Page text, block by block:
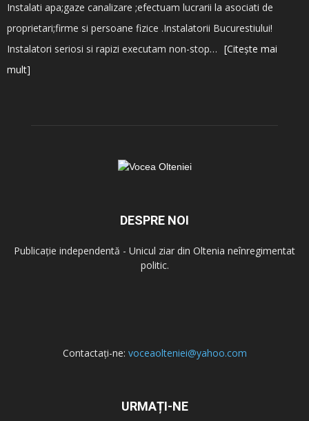
Instalati apa;gaze canalizare ;efectuam lucrarii la asociati de
proprietari;firme si persoane fizice .Instalatorii Bucurestiului!
Instalatori seriosi si rapizi executam non-stop… [Citește mai
mult]
DESPRE NOI
Publicație independentă - Unicul ziar din Oltenia neînregimentat
politic.
Contactați-ne: voceaolteniei@yahoo.com
URMAȚI-NE